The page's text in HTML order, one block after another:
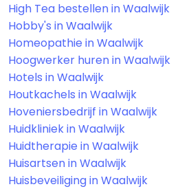
High Tea bestellen in Waalwijk
Hobby's in Waalwijk
Homeopathie in Waalwijk
Hoogwerker huren in Waalwijk
Hotels in Waalwijk
Houtkachels in Waalwijk
Hoveniersbedrijf in Waalwijk
Huidkliniek in Waalwijk
Huidtherapie in Waalwijk
Huisartsen in Waalwijk
Huisbeveiliging in Waalwijk